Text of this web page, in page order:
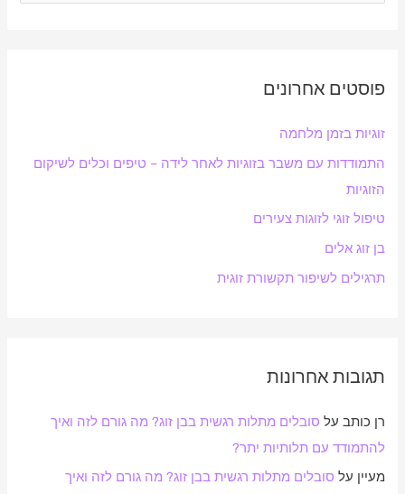
e
c
f
o
r
:
פוסטים אחרונים
זוגיות בזמן מלחמה
התמודדות עם משבר בזוגיות לאחר לידה – טיפים וכלים לשיקום
הזוגיות
טיפול זוגי לזוגות צעירים
בן זוג אלים
תרגילים לשיפור תקשורת זוגית
תגובות אחרונות
רן כותב על סובלים מתלות רגשית בבן זוג? מה גורם לזה ואיך
להתמודד עם תלותיות יתר?
מעיין על סובלים מתלות רגשית בבן זוג? מה גורם לזה ואיך